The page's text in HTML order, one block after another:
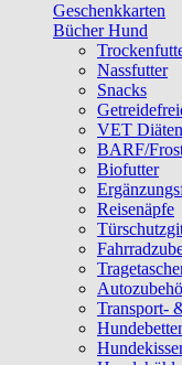
Geschenkkarten
Bücher Hund
Nassfutter
Snacks
VET Diäten
BARF/
Biofutter
Reisenäpfe
Transport-